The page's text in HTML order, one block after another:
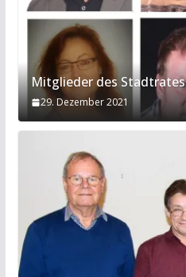
Mitglieder des Stadtrates
29. Dezember 2021